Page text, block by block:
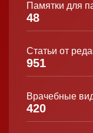
Памятки для
48
Статьи от
951
Врачебные
420